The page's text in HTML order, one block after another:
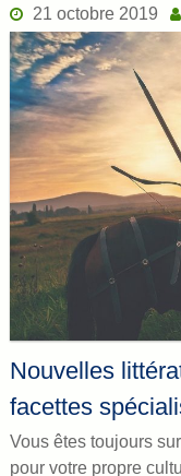
21 octobre 2019
Nouvelles
facettes
Vous êtes toujours
pour votre propre